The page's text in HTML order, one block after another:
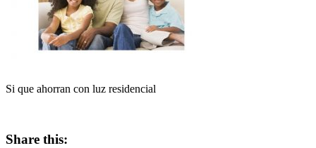
Si que ahorran con luz residencial
Share this: